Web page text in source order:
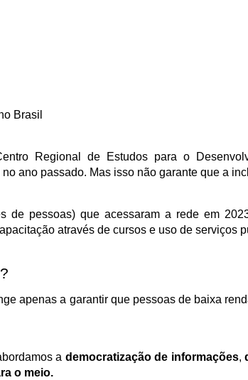
Brasil
Regional de Estudos para o
ano passado. Mas isso não garante que a
de pessoas) que acessaram a rede em
através de cursos e uso de serviços
apenas a garantir que pessoas de baixa
a democratização de informações,
o meio.